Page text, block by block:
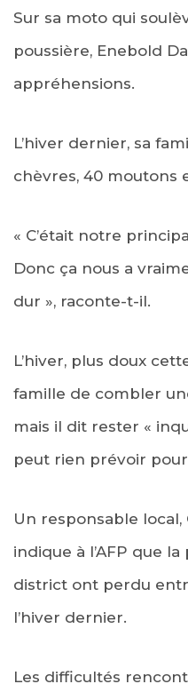
Sur sa moto qui
poussière, Enebold
appréhensions.
L’hiver dernier, sa
chèvres, 40 moutons
« C’était notre
Donc ça nous a
dur », raconte-t-il.
L’hiver, plus doux
famille de combler
mais il dit rester «
peut rien prévoir
Un responsable
indique à l’AFP que
district ont perdu
l’hiver dernier.
Les difficultés